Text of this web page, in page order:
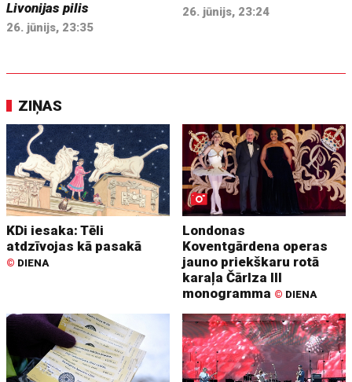
Livonijas pilis
26. jūnijs, 23:35
26. jūnijs, 23:24
ZIŅAS
KDi iesaka: Tēli
atdzīvojas kā pasakā
© DIENA
Londonas
Koventgārdena operas
jauno priekškaru rotā
karaļa Čārlza III
monogramma © DIENA